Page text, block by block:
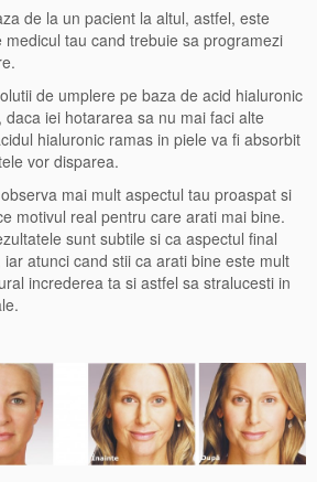
de la un pacient la altul, astfel, este
tau cand trebuie sa programezi
de umplere pe baza de acid hialuronic
iei hotararea sa nu mai faci alte
hialuronic ramas in piele va fi absorbit
vor disparea.
mai mult aspectul tau proaspat si
motivul real pentru care arati mai bine.
sunt subtile si ca aspectul final
atunci cand stii ca arati bine este mult
increderea ta si astfel sa stralucesti in